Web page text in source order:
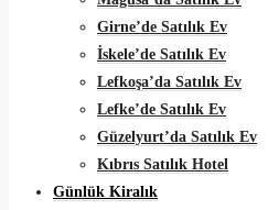
Girne’de Satılık Ev
İskele’de Satılık Ev
Lefkoşa’da Satılık Ev
Lefke’de Satılık Ev
Güzelyurt’da Satılık Ev
Kıbrıs Satılık Hotel
Günlük Kiralık